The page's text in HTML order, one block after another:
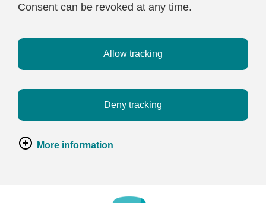
Consent can be revoked at any time.
Allow tracking
Deny tracking
More information